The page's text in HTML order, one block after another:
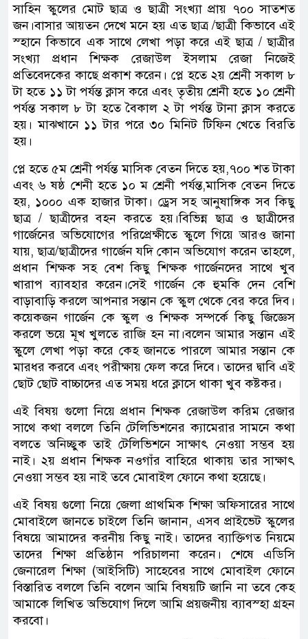
সাহিন স্কুলের মোট ছাত্র ও ছাত্রী সংখ্যা প্রায় ৭০০ সাতশত
জন।বাসার আয়তন দেখে মনে হয় এত ছাত্র /ছাত্রী কিভাবে এই
স্হানে কিভাবে এক সাথে লেখা পড়া করে এই ছাত্র / ছাত্রীর
সংখ্যা প্রধান শিক্ষক রেজাউল ইসলাম রেজা নিজেই
প্রতিবেদকের কাছে প্রকাশ করেন। প্লে হতে ২য় শ্রেনী সকাল ৮
টা হতে ১১ টা পর্যন্ত ক্লাস করে এবং তৃতীয় শ্রেনী হতে ১০ শ্রেনী
পর্যন্ত সকাল ৮ টা হতে বৈকাল ২ টা পর্যন্ত টানা ক্লাস করতে
হয়। মাঝখানে ১১ টার পরে ৩০ মিনিট টিফিন খেতে বিরতি
হয়।
প্লে হতে ৫ম শ্রেনী পর্যন্ত মাসিক বেতন দিতে হয়,৭০০ শত টাকা
এবং ৬ ষষ্ঠ শেনী হতে ১০ ম শ্রেনী পর্যন্ত,মাসিক বেতন দিতে
হয়, ১০০০ এক হাজার টাকা। ড্রেস সহ আনুষাঙ্গিক সব কিছু
ছাত্র / ছাত্রীদের বহন করতে হয়।বিভিন্ন ছাত্র ও ছাত্রীদের
গার্জেনের অভিযোগের পরিপ্রেক্ষীতে স্কুলে গিয়ে আরও জানা
যায়, ছাত্র/ছাত্রীদের গার্জেন যদি কোন অভিযোগ করেন তাহলে,
প্রধান শিক্ষক সহ বেশ কিছু শিক্ষক গার্জেনদের সাথে খুব
খারাপ ব্যাবহার করেন।সেই গার্জেন কে হুমকি দেন বেশি
বাড়াবাড়ি করলে আপনার সন্তান কে স্কুল থেকে বের করে দিব।
কয়েকজন গার্জেন কে স্কুল ও শিক্ষক সম্পর্কে কিছু জিজ্ঞেস
করলে ভয়ে মূখ খুলতে রাজি হন না।বলেন আমার সন্তান এই
স্কুলে লেখা পড়া করে কেহ জানতে পারলে আমার সন্তান কে
মারধর করবে এবং পরীক্ষায় ফেল করে দিবে। তাদের দ্বাবি এই
ছোট ছোট বাচ্চাদের এত সময় ধরে ক্লাসে থাকা খুব কষ্টকর।
এই বিষয় গুলো নিয়ে প্রধান শিক্ষক রেজাউল করিম রেজার
সাথে কথা বললে তিনি টেলিভিশনের ক্যামেরার সামনে কথা
বলতে অনিচ্ছুক তাই টেলিভিশনে সাক্ষাৎ নেওয়া সম্ভব হয়
নাই। ২য় প্রধান শিক্ষক নওগাঁর বাহিরে থাকায় তার সাক্ষাৎ
নেওয়া সম্ভব হয় নাই তবে মোবাইল ফোনে কথা হয়েছে।
এই বিষয় গুলো নিয়ে জেলা প্রাথমিক শিক্ষা অফিসারের সাথে
মোবাইলে জানতে চাইলে তিনি জানান, এসব প্রাইভেট স্কুলের
বিষয়ে আমাদের করনীয় কিছু নাই। তাদের ব্যাক্তিগত নিয়মে
তাদের শিক্ষা প্রতিষ্ঠান পরিচালনা করেন। শেষে এডিসি
জেনারেল শিক্ষা (আইসিটি) সাহেবের সাথে মোবাইল ফোনে
বিস্তারিত বললে তিনি বলেন আমি বিষয়টি জানি না তবে কেহ
আমাকে লিখিত অভিযোগ দিলে আমি প্রয়জনীয় ব্যাবস্হা গ্রহন
করবো।